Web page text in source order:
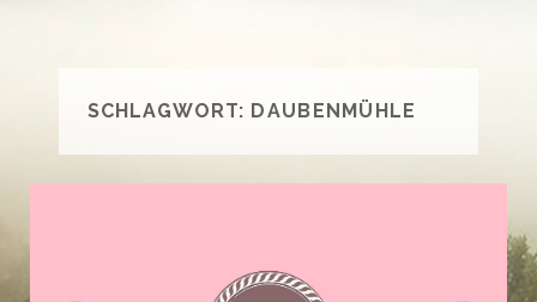
SCHLAGWORT: DAUBENMÜHLE